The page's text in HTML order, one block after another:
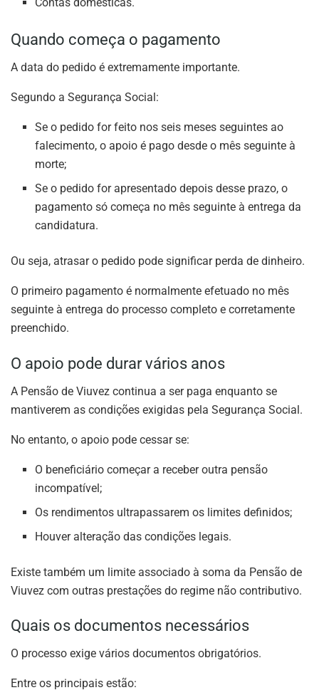
Contas domésticas.
Quando começa o pagamento
A data do pedido é extremamente importante.
Segundo a Segurança Social:
Se o pedido for feito nos seis meses seguintes ao
falecimento, o apoio é pago desde o mês seguinte à
morte;
Se o pedido for apresentado depois desse prazo, o
pagamento só começa no mês seguinte à entrega da
candidatura.
Ou seja, atrasar o pedido pode significar perda de dinheiro.
O primeiro pagamento é normalmente efetuado no mês
seguinte à entrega do processo completo e corretamente
preenchido.
O apoio pode durar vários anos
A Pensão de Viuvez continua a ser paga enquanto se
mantiverem as condições exigidas pela Segurança Social.
No entanto, o apoio pode cessar se:
O beneficiário começar a receber outra pensão
incompatível;
Os rendimentos ultrapassarem os limites definidos;
Houver alteração das condições legais.
Existe também um limite associado à soma da Pensão de
Viuvez com outras prestações do regime não contributivo.
Quais os documentos necessários
O processo exige vários documentos obrigatórios.
Entre os principais estão: